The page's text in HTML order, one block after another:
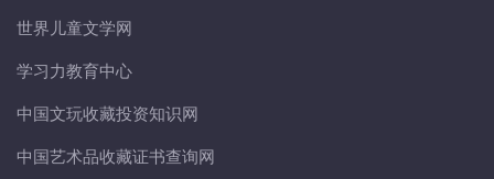
世界儿童文学网
学习力教育中心
中国文玩收藏投资知识网
中国艺术品收藏证书查询网